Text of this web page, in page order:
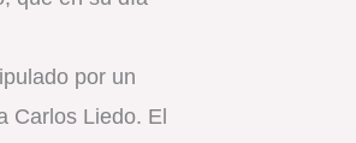
por un
Carlos Liedo. El